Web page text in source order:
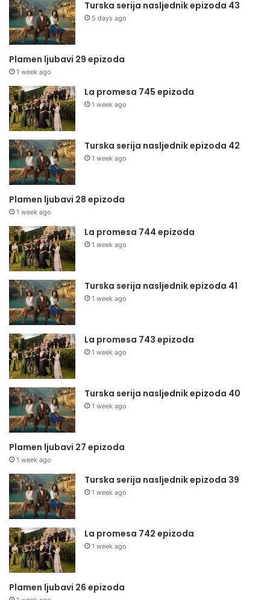
Turska serija nasljednik epizoda 43
5 days ago
Plamen ljubavi 29 epizoda
1 week ago
La promesa 745 epizoda
1 week ago
Turska serija nasljednik epizoda 42
1 week ago
Plamen ljubavi 28 epizoda
1 week ago
La promesa 744 epizoda
1 week ago
Turska serija nasljednik epizoda 41
1 week ago
La promesa 743 epizoda
1 week ago
Turska serija nasljednik epizoda 40
1 week ago
Plamen ljubavi 27 epizoda
1 week ago
Turska serija nasljednik epizoda 39
1 week ago
La promesa 742 epizoda
1 week ago
Plamen ljubavi 26 epizoda